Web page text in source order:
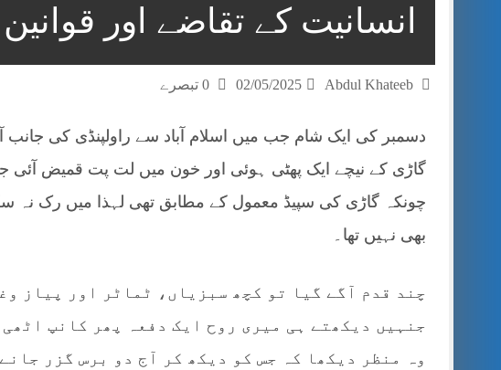
انسانیت کے تقاضے اور قوانین
Abdul Khateeb
02/05/2025
دسمبر کی ایک شام جب میں اسلام آباد سے راولپنڈی کی جانب
گاڑی کے نیچے ایک پھٹی ہوئی اور خون میں لت پت قمیض آئی
چونکہ گاڑی کی سپیڈ معمول کے مطابق تھی لہذا میں رک نہ سکا
بھی نہیں تھا۔
چند قدم آگے گیا تو کچھ سبزیاں، ٹماٹر اور پیاز
جنہیں دیکھتے ہی میری روح ایک دفعہ پھر کانپ
وہ منظر دیکھا کہ جس کو دیکھ کر آج دو برس گزر